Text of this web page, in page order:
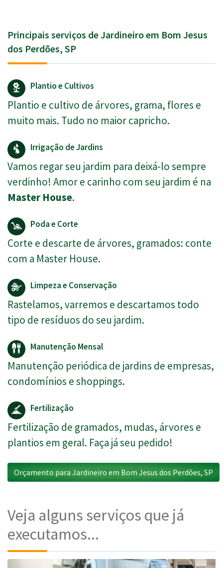
Principais serviços de Jardineiro em Bom Jesus
dos Perdões, SP
Plantio e Cultivos
Plantio e cultivo de árvores, grama, flores e
muito mais. Tudo no maior capricho.
Irrigação de Jardins
Vamos regar seu jardim para deixá-lo sempre
verdinho! Amor e carinho com seu jardim é na
Master House.
Poda e Corte
Corte e descarte de árvores, gramados: conte
com a Master House.
Limpeza e Conservação
Rastelamos, varremos e descartamos todo
tipo de resíduos do seu jardim.
Manutenção Mensal
Manutenção periódica de jardins de empresas,
condomínios e shoppings.
Fertilização
Fertilização de gramados, mudas, árvores e
plantios em geral. Faça já seu pedido!
Orçamento para Jardineiro em Bom Jesus dos Perdões, SP
Veja alguns serviços que já
executamos...